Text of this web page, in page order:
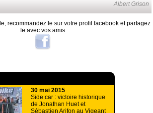
Albert Grison
recommandez le sur votre profil facebook et partagez
le avec vos amis
30 mai 2015
Side car : victoire historique
de Jonathan Huet et
Sébastien Arifon au Vigeant